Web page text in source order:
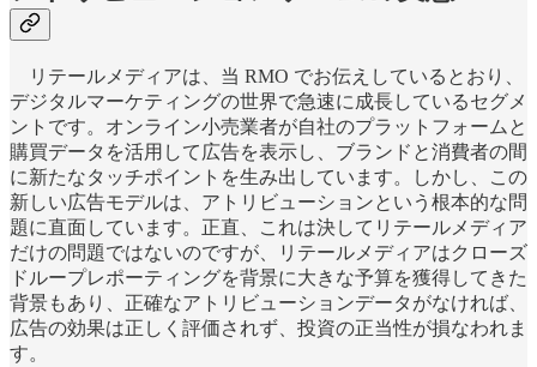
リテールメディアは、当 RMO でお伝えしているとおり、
デジタルマーケティングの世界で急速に成長しているセグメ
ントです。オンライン小売業者が自社のプラットフォームと
購買データを活用して広告を表示し、ブランドと消費者の間
に新たなタッチポイントを生み出しています。しかし、この
新しい広告モデルは、アトリビューションという根本的な問
題に直面しています。正直、これは決してリテールメディア
だけの問題ではないのですが、リテールメディアはクローズ
ドループレポーティングを背景に大きな予算を獲得してきた
背景もあり、正確なアトリビューションデータがなければ、
広告の効果は正しく評価されず、投資の正当性が損なわれま
す。